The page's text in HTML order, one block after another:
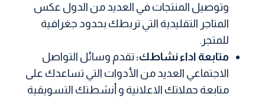
وتوصيل المنتجات في العديد من الدول عكس
المتاجر التقليدية التي تربطك بحدود جغرافية
للمتجر.
متابعة اداء نشاطك: تقدم وسائل التواصل
الاجتماعي العديد من الأدوات التي تساعدك على
متابعة حملاتك الاعلانية و أنشطتك التسويقية